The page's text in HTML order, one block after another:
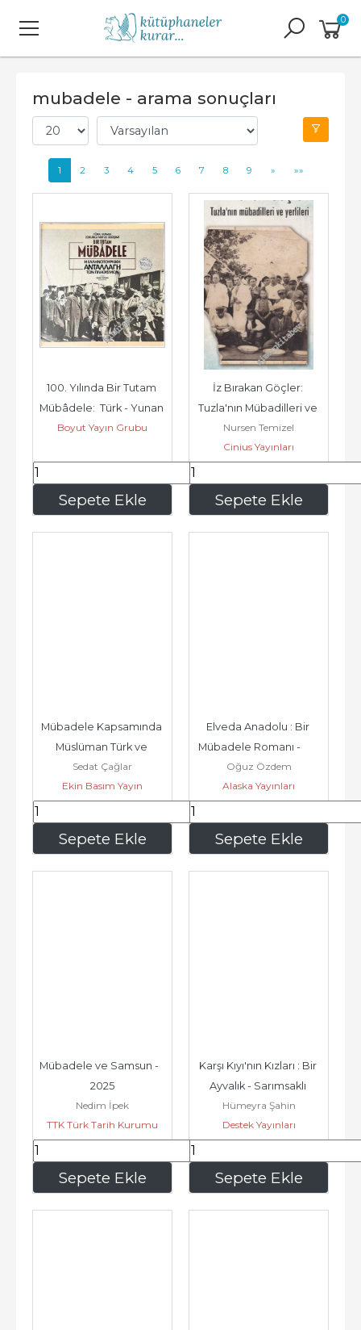
0
mubadele - arama sonuçları
1 2 3 4 5 6 7 8 9 » »»
Sepete Ekle
100. Yılında Bir Tutam
Mübâdele:  Türk - Yunan
Zorunlu Nüfus Değişimi
Boyut Yayın Grubu
10.432 ,80 Sepete Ekle
İz Bırakan Göçler:
Tuzla'nın Mübadilleri ve
Yerlileri -
Nursen Temizel
Cinius Yayınları
399,00
Sepete Ekle
Mübadele Kapsamında
Müslüman Türk ve
Ortadoks Rum Halkına
Ait Niğde...
Sedat Çağlar
Ekin Basım Yayın
123,50 Sepete Ekle
Elveda Anadolu : Bir
Mübadele Romanı -
2026
Oğuz Özdem
Alaska Yayınları
217,60
Sepete Ekle
Mübadele ve Samsun -
2025
Nedim İpek
TTK Türk Tarih Kurumu
198,00 Sepete Ekle
Karşı Kıyı'nın Kızları : Bir
Ayvalık - Sarımsaklı
Hikayesi -        2026
Hümeyra Şahin
Destek Yayınları
231,00